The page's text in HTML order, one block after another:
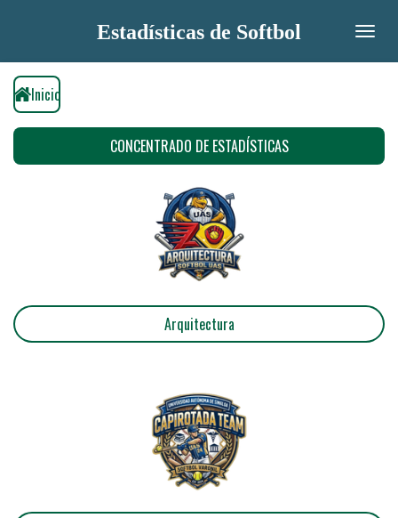
contenido
principal
Estadísticas de Softbol
Inicio
CONCENTRADO DE ESTADÍSTICAS
Arquitectura